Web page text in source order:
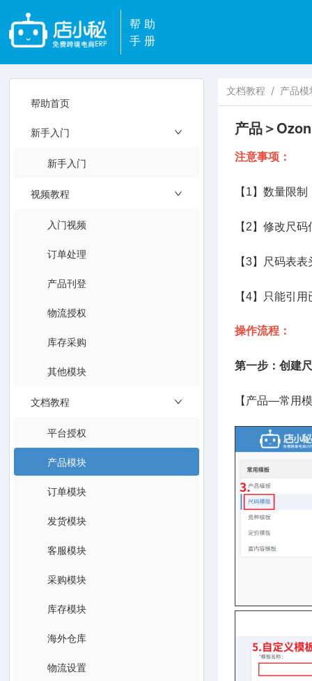
帮助
手册
帮助首页
新手入门
新手入门
视频教程
入门视频
订单处理
产品刊登
物流授权
库存采购
其他模块
文档教程
平台授权
产品模块
订单模块
发货模块
客服模块
采购模块
库存模块
海外仓库
物流设置
文档教程 / 产品模
产品＞
注意事项：
【1】数量限
【2】修改尺
【3】尺码表
【4】只能引
操作流程：
第一步：创建
【产品—常用